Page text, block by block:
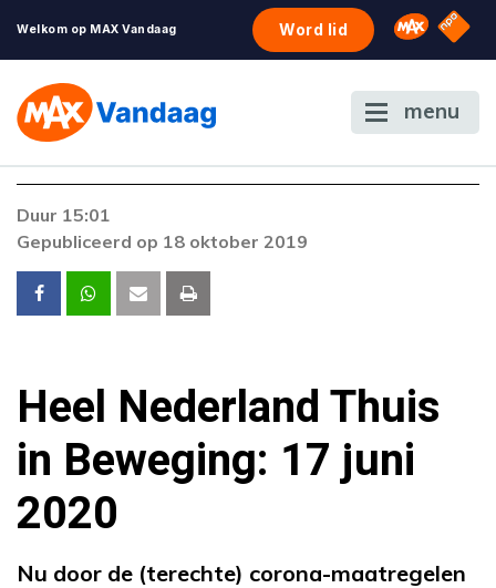
Welkom op MAX Vandaag Word lid Omroep
NPO
menu
Duur 15:01
Gepubliceerd op 18 oktober 2019
Heel Nederland Thuis
in Beweging: 17 juni
2020
Nu door de (terechte) corona-maatregelen